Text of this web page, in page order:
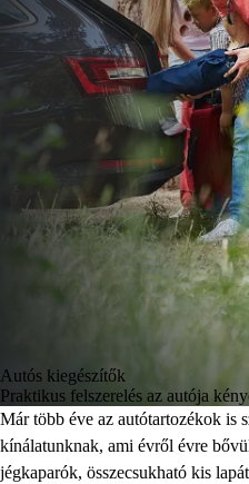
Autós kiegészítők
Praktikus felszerelés az autója
Már több éve az autótartozékok is
kínálatunknak, ami évről évre
jégkaparók, összecsukható kis